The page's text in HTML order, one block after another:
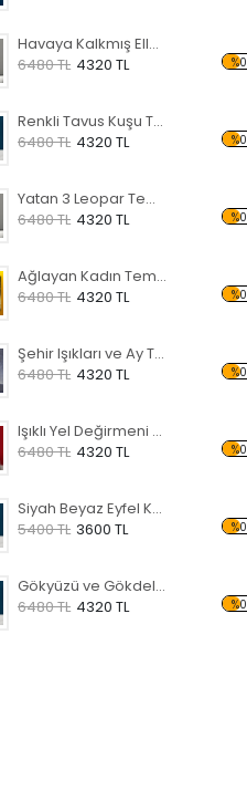
Havaya Kalkmış Eller Temalı Kanvas Tablo
6480 TL 4320 TL %0
Renkli Tavus Kuşu Temalı Kanvas Tablo
6480 TL 4320 TL %0
Yatan 3 Leopar Temalı Kanvas Tablo
6480 TL 4320 TL %0
Ağlayan Kadın Temalı Kanvas Tablo
6480 TL 4320 TL %0
Şehir Işıkları ve Ay Temalı Kanvas Tablo
6480 TL 4320 TL %0
Işıklı Yel Değirmeni Temalı Kanvas Tablo
6480 TL 4320 TL %0
Siyah Beyaz Eyfel Kulesi Temalı Kanvas Tablo
5400 TL 3600 TL %0
Gökyüzü ve Gökdelen Temalı Kanvas Tablo
6480 TL 4320 TL %0